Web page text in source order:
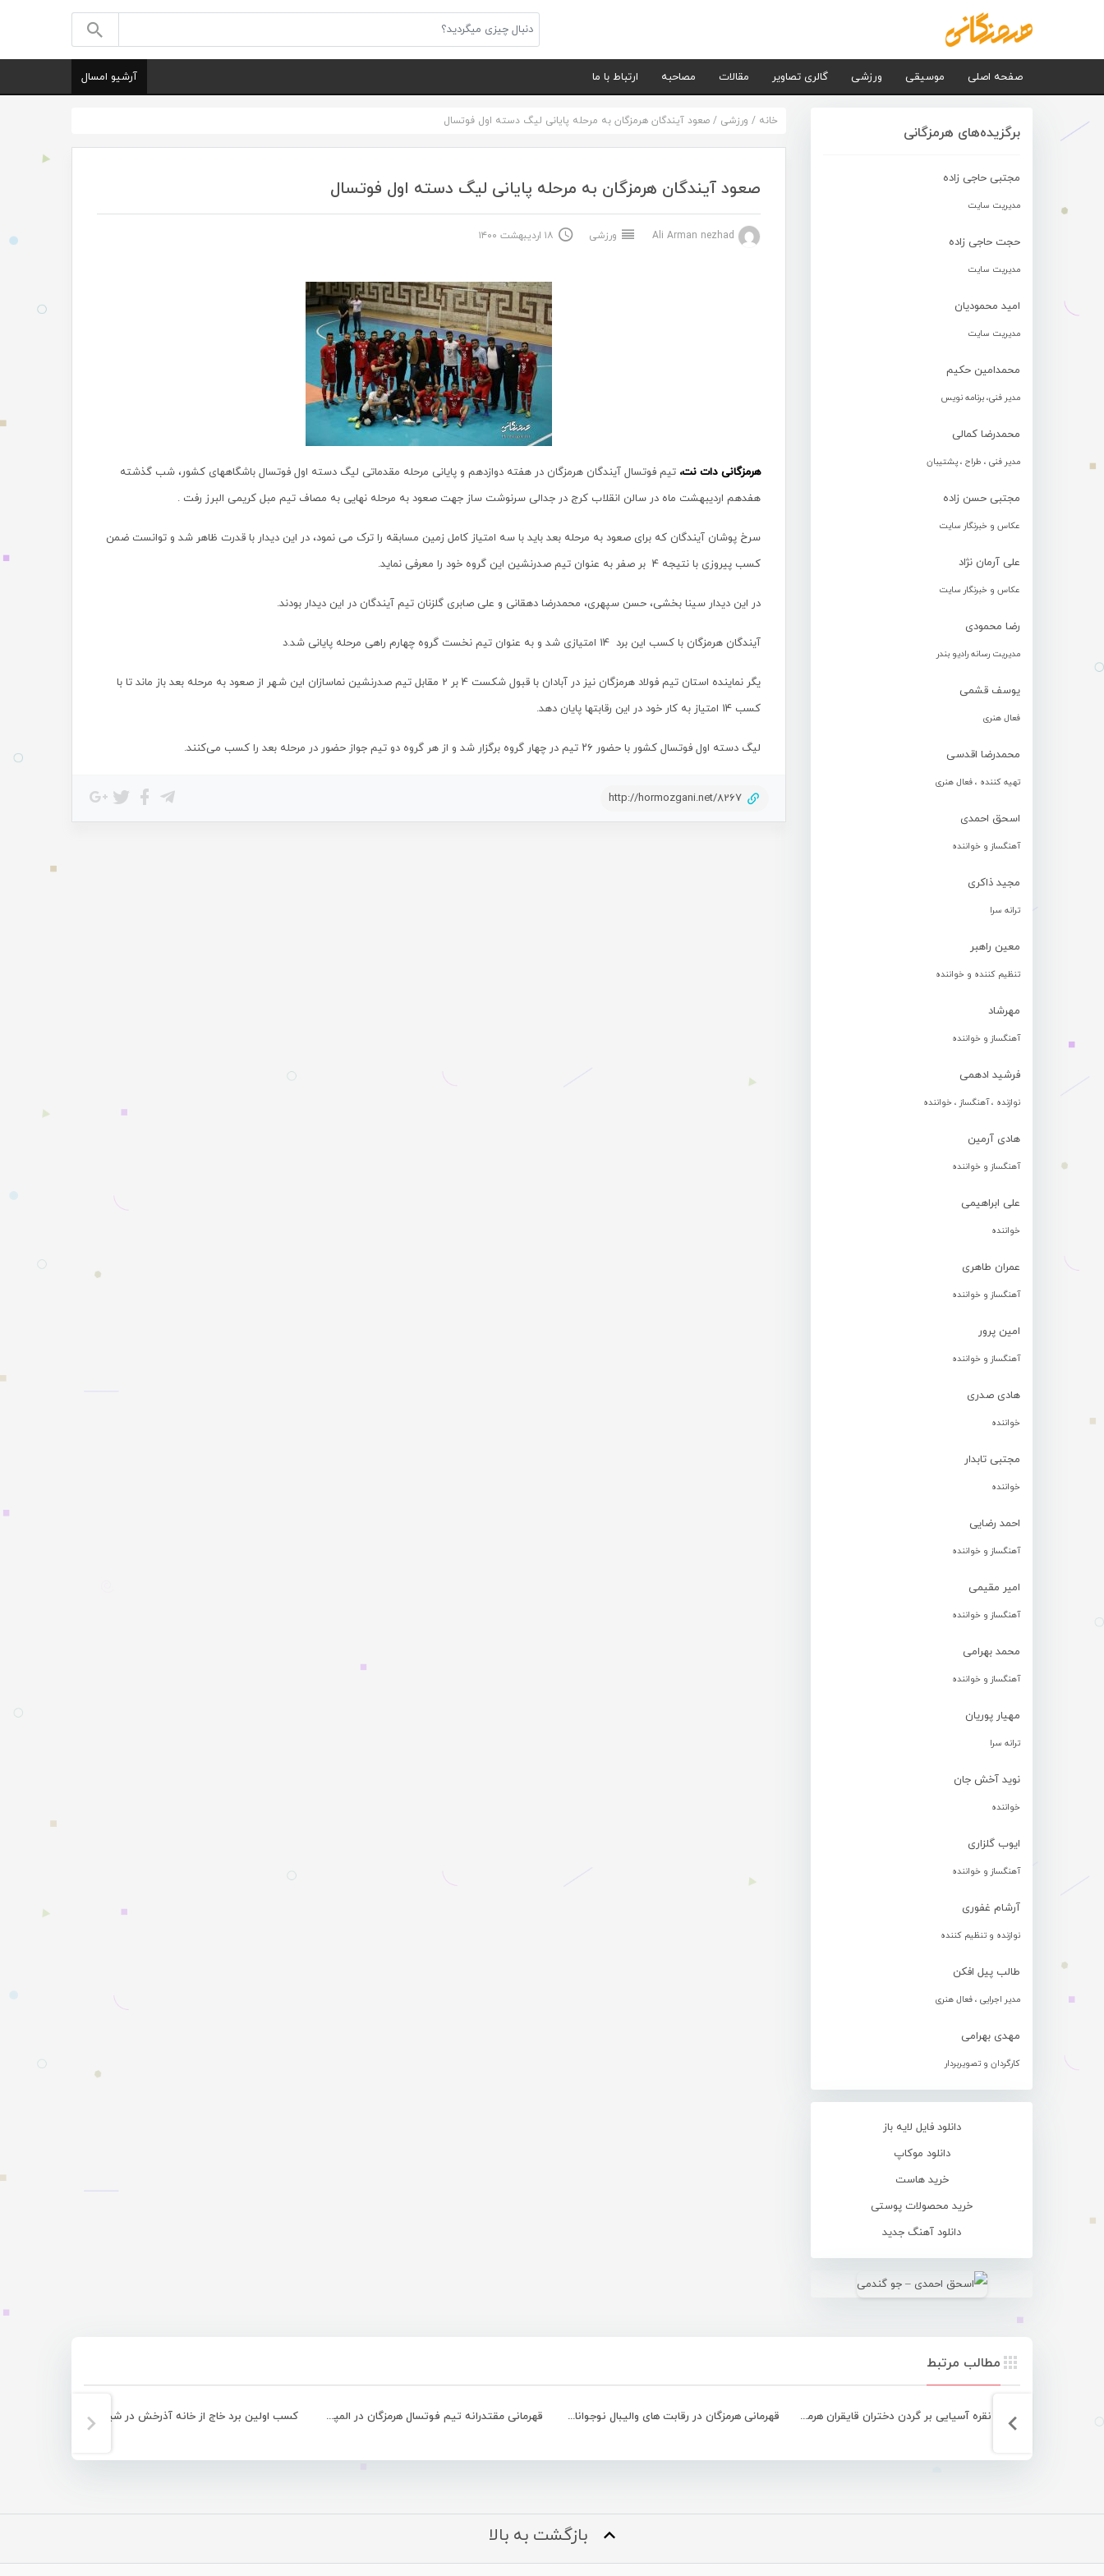
صفحه اصلی موسیقی ورزشی گالری تصاویر مقالات مصاحبه ارتباط با ما آرشیو امسال
برگزیده‌های هرمزگانی
مجتبی حاجی زاده
مدیریت سایت
حجت حاجی زاده
مدیریت سایت
امید محمودیان
مدیریت سایت
محمدامین حکیم
مدیر فنی، برنامه نویس
محمدرضا کمالی
مدیر فنی ، طراح ، پشتیبان
مجتبی حسن زاده
عکاس و خبرنگار سایت
علی آرمان نژاد
عکاس و خبرنگار سایت
رضا محمودی
مدیریت رسانه رادیو بندر
یوسف قشمی
فعال هنری
محمدرضا اقدسی
تهیه کننده ، فعال هنری
اسحق احمدی
آهنگساز و خواننده
مجید ذاکری
ترانه سرا
معین راهبر
تنظیم کننده و خواننده
مهرشاد
آهنگساز و خواننده
فرشید ادهمی
نوازنده ، آهنگساز ، خواننده
هادی آرمین
آهنگساز و خواننده
علی ابراهیمی
خواننده
عمران طاهری
آهنگساز و خواننده
امین پرور
آهنگساز و خواننده
هادی صدری
خواننده
مجتبی تابدار
خواننده
احمد رضایی
آهنگساز و خواننده
امیر مقیمی
آهنگساز و خواننده
محمد بهرامی
آهنگساز و خواننده
مهیار پوریان
ترانه سرا
نوید آخش جان
خواننده
ایوب گلزاری
آهنگساز و خواننده
آرشام غفوری
نوازنده و تنظیم کننده
طالب پیل افکن
مدیر اجرایی ، فعال هنری
مهدی بهرامی
کارگردان و تصویربردار
دانلود فایل لایه باز
دانلود موکاپ
خرید هاست
خرید محصولات پوستی
دانلود آهنگ جدید
خانه / ورزشی / صعود آیندگان هرمزگان به مرحله پایانی لیگ دسته اول فوتسال
صعود آیندگان هرمزگان به مرحله پایانی لیگ دسته اول فوتسال
ورزشی ۱۸ اردیبهشت ۱۴۰۰
هرمزگانی دات نت، تیم فوتسال آیندگان هرمزگان در هفته دوازدهم و پایانی مرحله مقدماتی لیگ دسته اول فوتسال باشگاههای کشور، شب گذشته
هفدهم اردیبهشت ماه در سالن انقلاب کرج در جدالی سرنوشت ساز جهت صعود به مرحله نهایی به مصاف تیم مبل کریمی البرز رفت .
سرخ پوشان آیندگان که برای صعود به مرحله بعد باید با سه امتیاز کامل زمین مسابقه را ترک می نمود، در این دیدار با قدرت ظاهر شد و توانست ضمن
کسب پیروزی با نتیجه 4 بر صفر به عنوان تیم صدرنشین این گروه خود را معرفی نماید.
در این دیدار سینا بخشی، حسن سپهری، محمدرضا دهقانی و علی صابری گلزنان تیم آیندگان در این دیدار بودند.
آیندگان هرمزگان با کسب این برد 14 امتیازی شد و به عنوان تیم نخست گروه چهارم راهی مرحله پایانی شد.د
یگر نماینده استان تیم فولاد هرمزگان نیز در آبادان با قبول شکست 4 بر 2 مقابل تیم صدرنشین نماسازان این شهر از صعود به مرحله بعد باز ماند تا با
کسب 14 امتیاز به کار خود در این رقابتها پایان دهد.
لیگ دسته اول فوتسال کشور با حضور ۲۶ تیم در چهار گروه برگزار شد و از هر گروه دو تیم جواز حضور در مرحله بعد را کسب می‌کنند.
http://hormozgani.net/8267
مطالب مرتبط
مدال نقره آسیایی بر گردن دختران قایقران هرمزگانی قهرمانی هرمزگان در رقابت های والیبال نوجوانان کشور قهرمانی مقتدرانه تیم فوتسال هرمزگان در المپیاد استعداد‌های برتر کشور کسب اولین برد خاج از خانه آذرخش در شیراز
بازگشت به بالا